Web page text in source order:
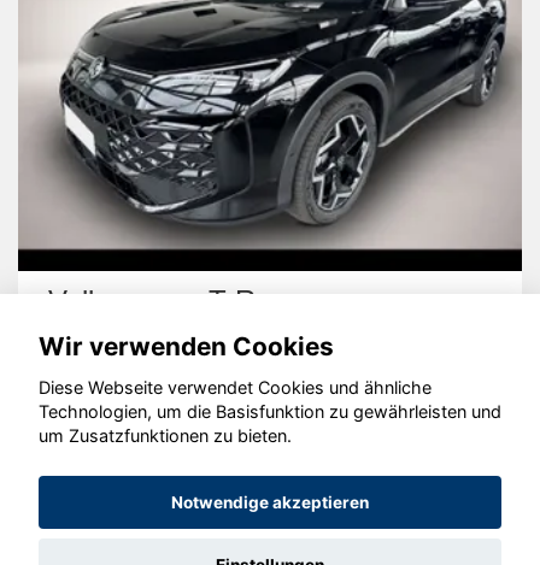
Volkswagen T-Roc
© konjunkturmotor.de GmbH 2020 - 2026
Wir verwenden Cookies
Diese Webseite verwendet Cookies und ähnliche
Technologien, um die Basisfunktion zu gewährleisten und
um Zusatzfunktionen zu bieten.
Notwendige akzeptieren